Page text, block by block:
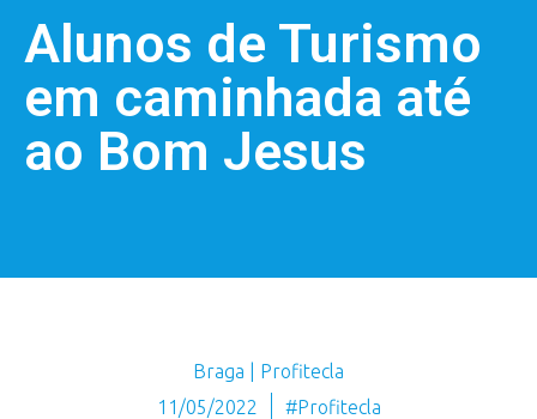
Alunos de Turismo
em caminhada até
ao Bom Jesus
Braga | Profitecla
11/05/2022
#Profitecla